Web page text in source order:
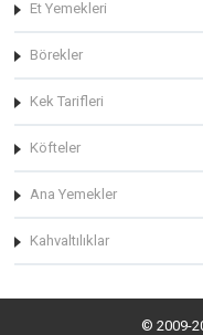
Et Yemekleri
Börekler
Kek Tarifleri
Köfteler
Ana Yemekler
Kahvaltılıklar
© 2009-